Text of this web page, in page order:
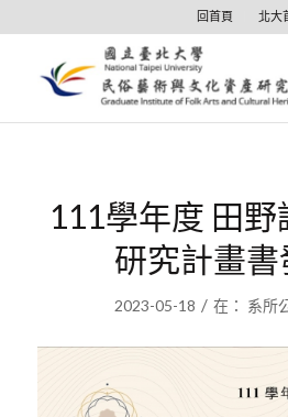
回首頁 北大
111學年度 田野
研究計畫
2023-05-18 / 在： 系所